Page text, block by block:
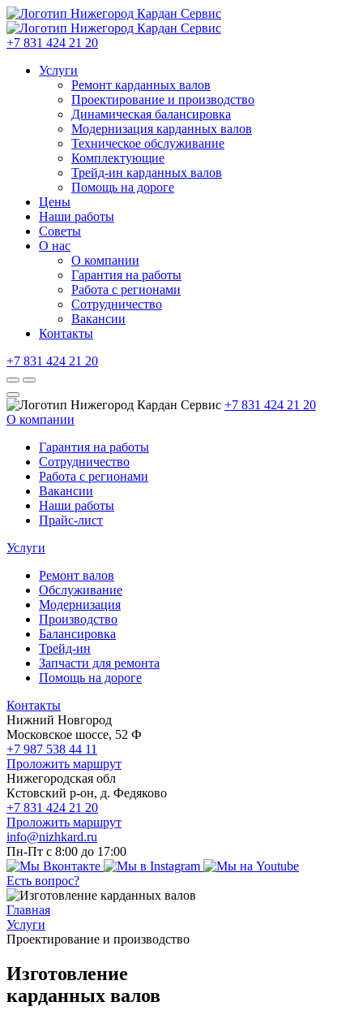
+7 831 424 21 20
Услуги
Ремонт карданных валов
Проектирование и производство
Динамическая балансировка
Модернизация карданных валов
Техническое обслуживание
Комплектующие
Трейд-ин карданных валов
Помощь на дороге
Цены
Наши работы
Советы
О нас
О компании
Гарантия на работы
Работа с регионами
Сотрудничество
Вакансии
Контакты
+7 831 424 21 20
+7 831 424 21 20
О компании
Гарантия на работы
Сотрудничество
Работа с регионами
Вакансии
Наши работы
Прайс-лист
Услуги
Ремонт валов
Обслуживание
Модернизация
Производство
Балансировка
Трейд-ин
Запчасти для ремонта
Помощь на дороге
Контакты
Нижний Новгород
Московское шоссе, 52 Ф
+7 987 538 44 11
Проложить маршрут
Нижегородская обл
Кстовский р-он, д. Федяково
+7 831 424 21 20
Проложить маршрут
info@nizhkard.ru
Пн-Пт с 8:00 до 17:00
Есть вопрос?
Главная
Услуги
Проектирование и производство
Изготовление
карданных валов